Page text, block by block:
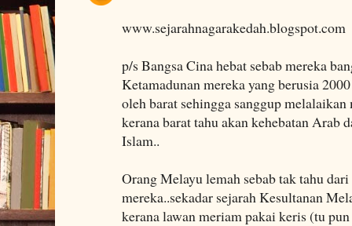
www.sejarahnagarakedah.blogspot.com
p/s Bangsa Cina hebat sebab mereka
Ketamadunan mereka yang berusia
oleh barat sehingga sanggup
kerana barat tahu akan kehebatan Arab
Islam..
Orang Melayu lemah sebab tak tahu
mereka..sekadar sejarah Kesultanan
kerana lawan meriam pakai keris (tu